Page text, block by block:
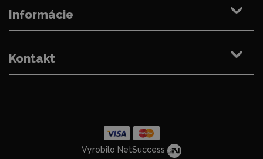
Informácie
Kontakt
Vyrobilo NetSuccess